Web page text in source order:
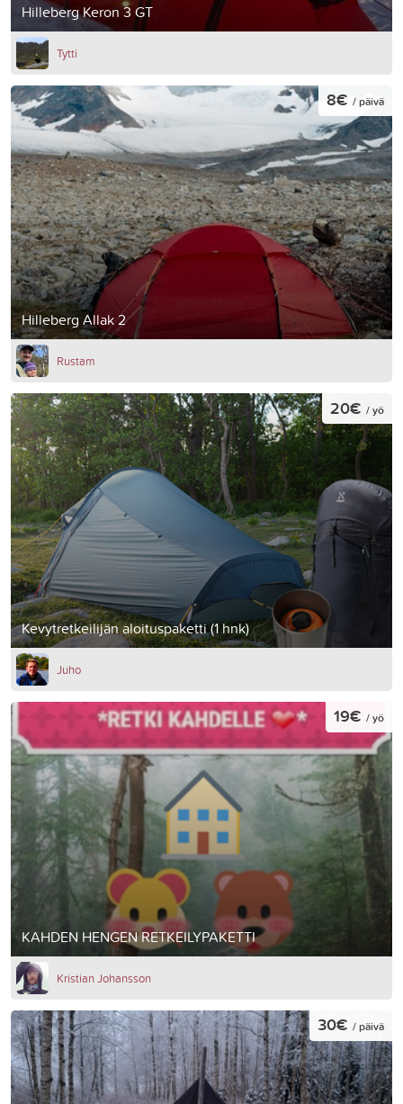
Hilleberg Keron 3 GT
Tytti
Hilleberg Allak 2
8€ / päivä
Rustam
Kevytretkeilijän aloituspaketti (1 hnk)
20€ / yö
Juho
KAHDEN HENGEN RETKEILYPAKETTI
19€ / yö
Kristian Johansson
30€ / päivä